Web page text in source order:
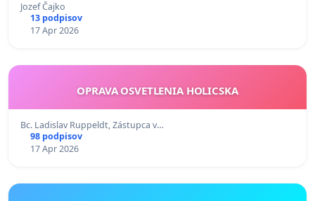
Jozef Čajko
13 podpisov
17 Apr 2026
OPRAVA OSVETLENIA HOLICSKA
Bc. Ladislav Ruppeldt, Zástupca v…
98 podpisov
17 Apr 2026